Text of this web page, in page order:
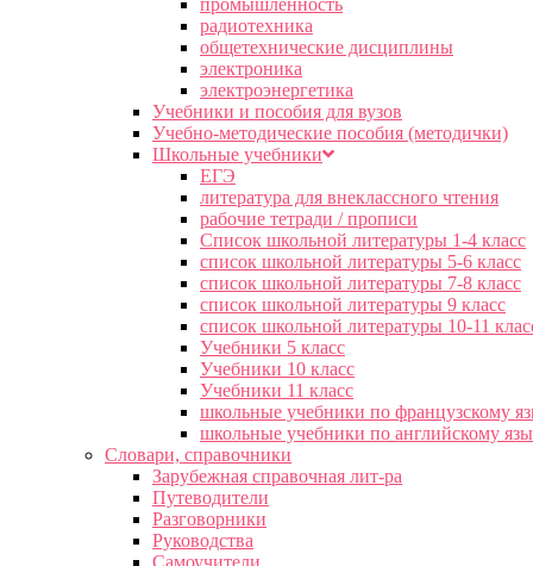
промышленность
радиотехника
общетехнические дисциплины
электроника
электроэнергетика
Учебники и пособия для вузов
Учебно-методические пособия (методички)
Школьные учебники
ЕГЭ
литература для внеклассного чтения
рабочие тетради / прописи
Список школьной литературы 1-4 класс
список школьной литературы 5-6 класс
список школьной литературы 7-8 класс
список школьной литературы 9 класс
список школьной литературы 10-11
Учебники 5 класс
Учебники 10 класс
Учебники 11 класс
школьные учебники по французскому
школьные учебники по английскому
Словари, справочники
Зарубежная справочная лит-ра
Путеводители
Разговорники
Руководства
Самоучители